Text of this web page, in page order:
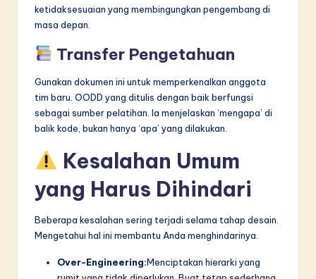
ketidaksesuaian yang membingungkan pengembang di
masa depan.
Transfer Pengetahuan
Gunakan dokumen ini untuk memperkenalkan anggota
tim baru. OODD yang ditulis dengan baik berfungsi
sebagai sumber pelatihan. Ia menjelaskan ‘mengapa’ di
balik kode, bukan hanya ‘apa’ yang dilakukan.
Kesalahan Umum
yang Harus Dihindari
Beberapa kesalahan sering terjadi selama tahap desain.
Mengetahui hal ini membantu Anda menghindarinya.
Over-Engineering:Menciptakan hierarki yang